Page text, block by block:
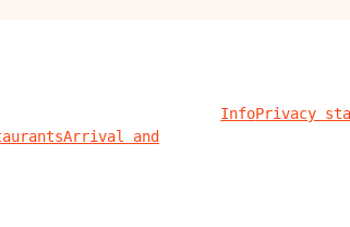
Arrival and
InfoPrivacy